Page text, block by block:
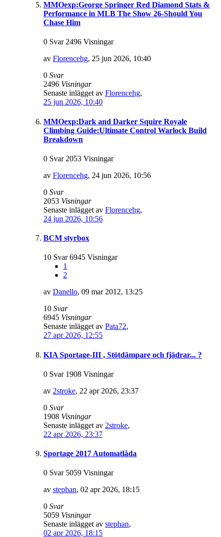
MMOexp:George Springer Red Diamond Stats &
Performance in MLB The Show 26-Should You
Chase Him
0 Svar 2496 Visningar
av Florencehg, 25 jun 2026, 10:40
0 Svar
2496 Visningar
Senaste inlägget av Florencehg,
25 jun 2026, 10:40
MMOexp:Dark and Darker Squire Royale
Climbing Guide:Ultimate Control Warlock Build
Breakdown
0 Svar 2053 Visningar
av Florencehg, 24 jun 2026, 10:56
0 Svar
2053 Visningar
Senaste inlägget av Florencehg,
24 jun 2026, 10:56
BCM styrbox
10 Svar 6945 Visningar
1
2
av Danello, 09 mar 2012, 13:25
10 Svar
6945 Visningar
Senaste inlägget av Pata72,
27 apr 2026, 12:55
KIA Sportage-III , Stötdämpare och fjädrar... ?
0 Svar 1908 Visningar
av 2stroke, 22 apr 2026, 23:37
0 Svar
1908 Visningar
Senaste inlägget av 2stroke,
22 apr 2026, 23:37
Sportage 2017 Automatlåda
0 Svar 5059 Visningar
av stephan, 02 apr 2026, 18:15
0 Svar
5059 Visningar
Senaste inlägget av stephan,
02 apr 2026, 18:15